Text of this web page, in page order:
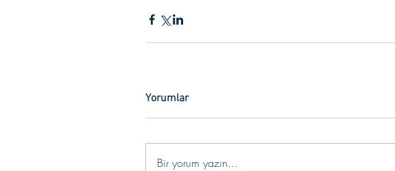
Yorumlar
Bir yorum yazın...